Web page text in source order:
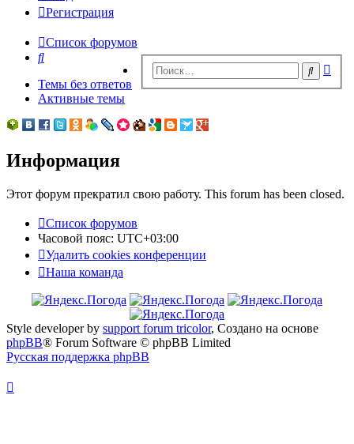
Регистрация
Список форумов
Поиск
Поиск
Темы без ответов
Активные темы
Информация
Этот форум прекратил свою работу. This forum has been closed.
Список форумов
Часовой пояс: UTC+03:00
Удалить cookies конференции
Наша команда
Style developer by support forum tricolor, Создано на основе
phpBB® Forum Software © phpBB Limited
Русская поддержка phpBB